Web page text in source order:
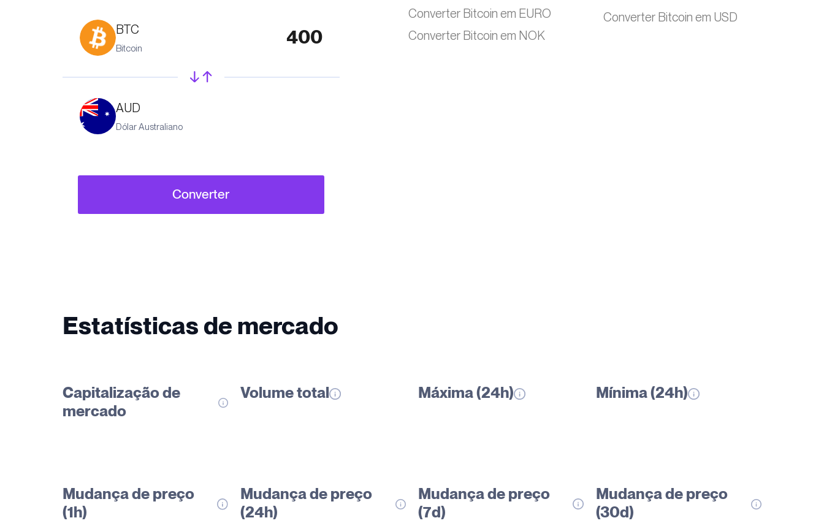
BTC
Bitcoin
AUD
Dólar Australiano
Converter
Converter Bitcoin em EURO
Converter Bitcoin em NOK
Converter Bitcoin em USD
Estatísticas de mercado
Capitalização de
mercado
Volume total Máxima (24h) Mínima (24h)
Mudança de preço
(1h)
Mudança de preço
(24h)
Mudança de preço
(7d)
Mudança de preço
(30d)